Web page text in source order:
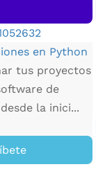
en Python
tus proyectos
de
la inici...